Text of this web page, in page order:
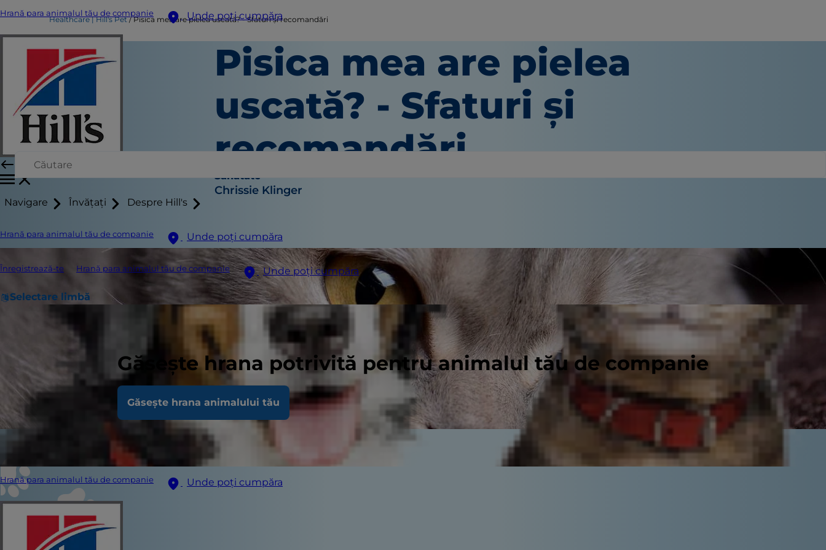
Hrană para animalul tău de companie Unde poți cumpăra
Navigare Învățați Despre Hill's
Hrană para animalul tău de companie Unde poți cumpăra
Înregistrează-te Hrană para animalul tău de companie Unde poți cumpăra
Selectare limbă
Găsește hrana potrivită pentru animalul tău de companie
Găsește hrana animalului tău
Hrană para animalul tău de companie Unde poți cumpăra
Healthcare | Hill's Pet Pisica mea are pielea uscată? - Sfaturi și recomandări
Pisica mea are pielea
uscată? - Sfaturi și
recomandări
Sănătate
Chrissie Klinger